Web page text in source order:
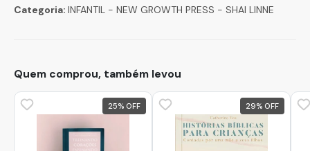
Categoria: INFANTIL - NEW GROWTH PRESS - SHAI LINNE
Quem comprou, também levou
25% 29%